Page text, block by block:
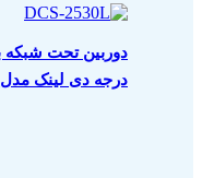
درجه دی لینک مدل DCS-2530L